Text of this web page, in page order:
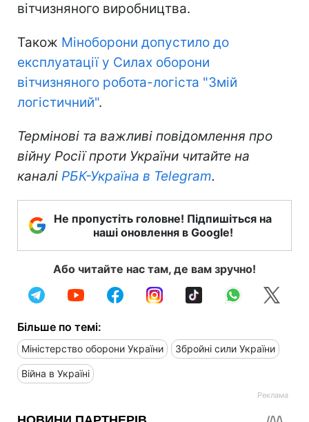
вітчизняного виробництва.
Також Міноборони допустило до
експлуатації у Силах оборони
вітчизняного робота-логіста "Змій
логістичний".
Термінові та важливі повідомлення про
війну Росії проти України читайте на
каналі РБК-Україна в Telegram.
Не пропустіть головне! Підпишіться на
наші оновлення в Google!
Або читайте нас там, де вам зручно!
Більше по темі:
Міністерство оборони України Збройні сили України
Війна в Україні